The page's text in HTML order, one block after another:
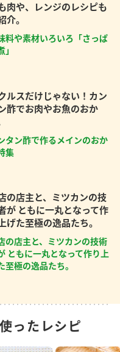
肉や、レンジのレシピも
介。
料や素材いろいろ「さっぱ
」
ルスだけじゃない！カン
酢でお肉やお魚のおか
タン酢で作るメインのおか
集
の店主と、ミツカンの技
が ともに一丸となって作
げた至極の逸品たち。
の店主と、ミツカンの技術
ともに一丸となって作り上
至極の逸品たち。
ったレシピ